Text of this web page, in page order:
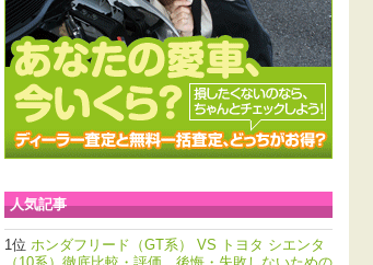
人気記事
ホンダフリード（GT系） VS トヨタ シエンタ